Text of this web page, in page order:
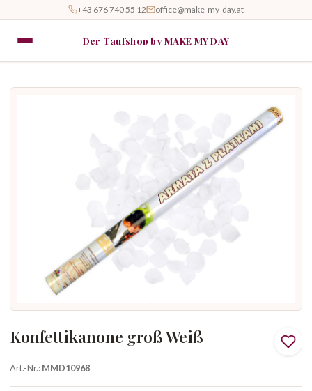
+43 676 740 55 12 office@make-my-day.at
Der Taufshop by MAKE MY DAY
Konfettikanone groß Weiß
Art.-Nr.:MMD10968